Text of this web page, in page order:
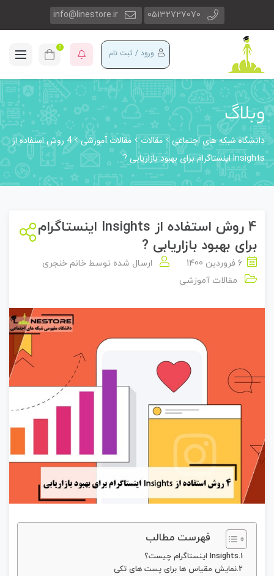
05132727070
info@linestore.ir
ورود / ثبت نام 0
وبلاگ
دانشگاه شبکه های اجتماعی مقالات مقالات آموزشی
4 روش استفاده از
Insights اینستاگرام برای بهبود بازاریابی ?
4 روش استفاده از Insights اینستاگرام
برای بهبود بازاریابی ?
6 فروردین 1400 ارسال شده توسط خانم خنجری
مقالات آموزشی
فهرست مطالب
Insights اینستاگرام چیست؟
نمایش مقیاس ها برای پست های تکی